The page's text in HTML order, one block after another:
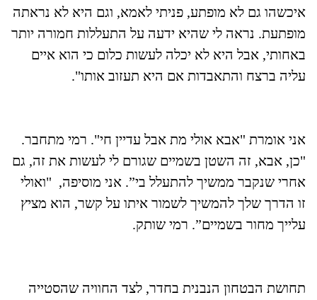
איכשהו גם לא מופתע, פניתי לאמא, וגם היא לא נראתה
מופתעת. נראה לי שהיא ידעה על התעללות חמורה יותר
באחותי, אבל היא לא יכלה לעשות כלום כי הוא איים
עליה ברצח והתאבדות אם היא תעזוב אותו".
אני אומרת "אבא אולי מת אבל עדיין חי". רמי מתחבר.
"כן, אבא, זה השטן בשמיים שגורם לי לעשות את זה, גם
אחרי שנקבר ממשיך להתעלל בי”. אני מוסיפה, "ואולי
זו הדרך שלך להמשיך לשמור איתו על קשר, הוא מציץ
עלייך מחור בשמיים”. רמי שותק.
תחושת הבטחון הנבנית בחדר, לצד החוויה שהסטייה